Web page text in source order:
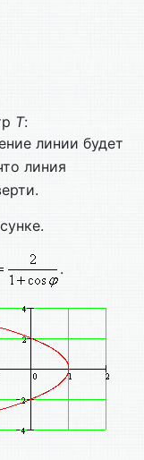
T:
линии будет
линия
.